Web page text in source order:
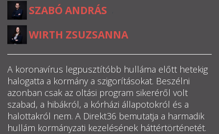
TÁMOGATÁS
1%



SZABÓ ANDRÁS
WIRTH ZSUZSANNA
A koronavírus legpusztítóbb hulláma előtt hetekig
halogatta a kormány a szigorításokat. Beszélni
azonban csak az oltási program sikeréről volt
szabad, a hibákról, a kórházi állapotokról és a
halottakról nem. A Direkt36 bemutatja a harmadik
hullám kormányzati kezelésének háttértörténetét.